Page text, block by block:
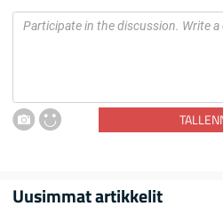
Uusimmat artikkelit